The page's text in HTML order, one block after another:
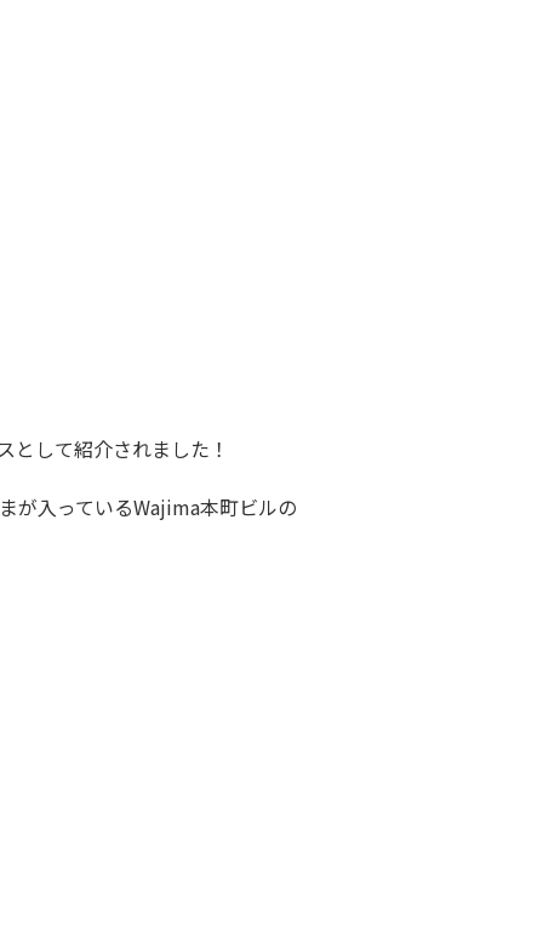
して紹介されました！
が入っているWajima本町ビルの